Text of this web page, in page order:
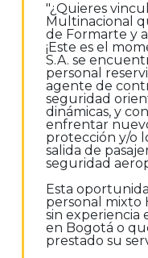
"¿Quieres
Multinacional
de Formarte y
¡Este es el
S.A. se
personal
agente de
seguridad
dinámicas, y
enfrentar
protección y/o
salida de
seguridad
Esta
personal mixto
sin experiencia
en Bogotá o
prestado su